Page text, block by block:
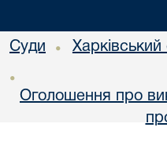
Суди •
•
Оголошення про